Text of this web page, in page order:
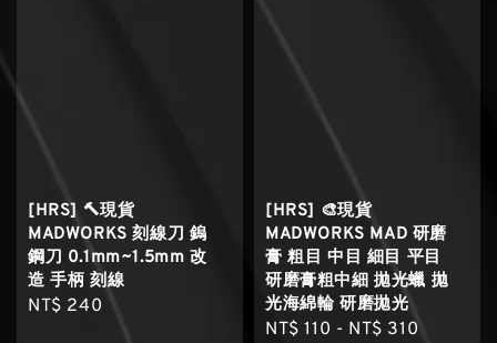
[HRS] 🔨現貨
MADWORKS 刻線刀 鎢
鋼刀 0.1mm~1.5mm 改
造 手柄 刻線
Regular
NT$ 240
[HRS] 🎨現貨
MADWORKS MAD 研磨
膏 粗目 中目 細目 平目
研磨膏粗中細 拋光蠟 拋
光海綿輪 研磨拋光
Regular
NT$ 110 - NT$ 310